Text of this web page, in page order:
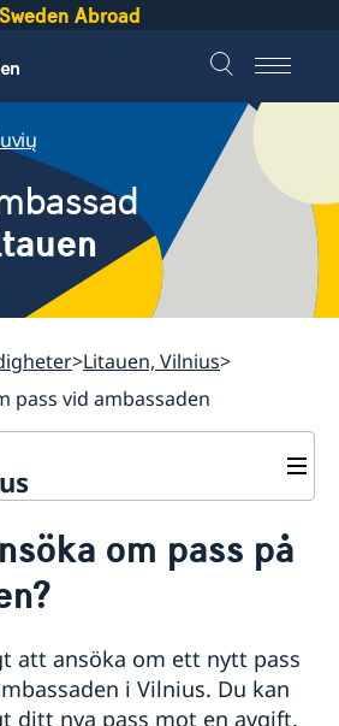
Sweden Abroad
Litauen, Vilnius
pass vid ambassaden
företag
om pass på
att ansöka om ett nytt pass
i Vilnius. Du kan
ditt nya pass mot en avgift.